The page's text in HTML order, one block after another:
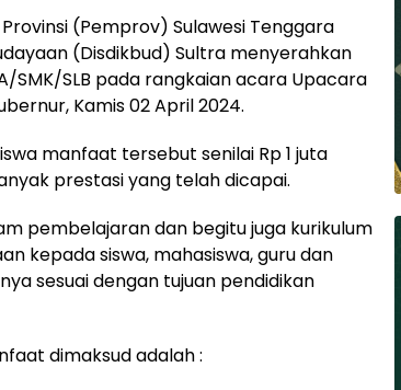
(Pemprov) Sulawesi Tenggara
(Disdikbud) Sultra menyerahkan
SMK/SLB pada rangkaian acara Upacara
Kamis 02 April 2024.
manfaat tersebut senilai Rp 1 juta
prestasi yang telah dicapai.
pembelajaran dan begitu juga kurikulum
kepada siswa, mahasiswa, guru dan
sesuai dengan tujuan pendidikan
dimaksud adalah :